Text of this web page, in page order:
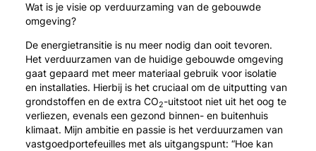
Wat is je visie op verduurzaming van de gebouwde
omgeving?
De energietransitie is nu meer nodig dan ooit tevoren.
Het verduurzamen van de huidige gebouwde omgeving
gaat gepaard met meer materiaal gebruik voor isolatie
en installaties. Hierbij is het cruciaal om de uitputting van
grondstoffen en de extra CO2-uitstoot niet uit het oog te
verliezen, evenals een gezond binnen- en buitenhuis
klimaat. Mijn ambitie en passie is het verduurzamen van
vastgoedportefeuilles met als uitgangspunt: “Hoe kan